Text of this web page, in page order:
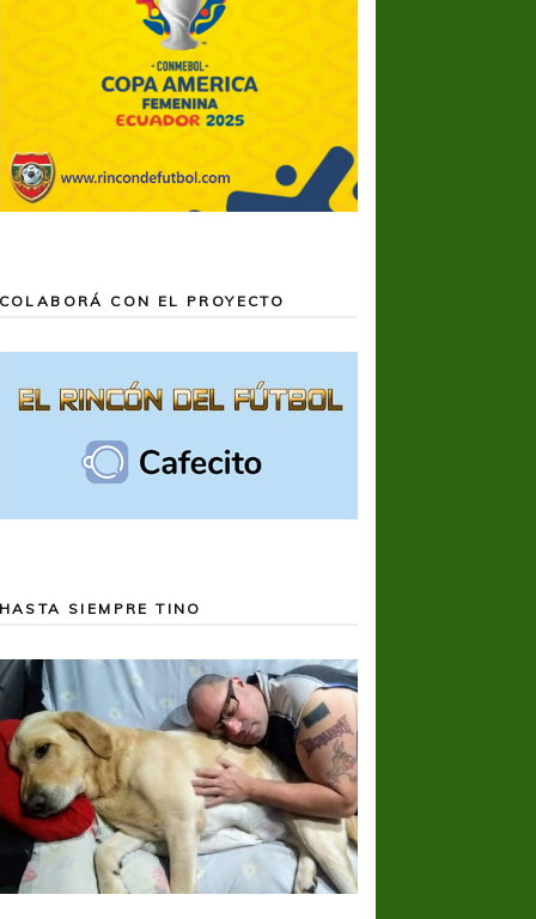
COLABORÁ CON EL PROYECTO
HASTA SIEMPRE TINO